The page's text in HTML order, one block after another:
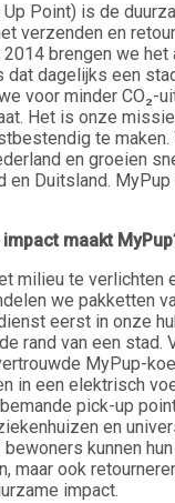
Point) is de
verzenden en
brengen we het
dat dagelijks een
voor minder CO₂-
Het is onze
te maken.
en groeien
en Duitsland.
maakt MyPup
milieu te verlichten
we pakketten
eerst in onze
rand van een stad.
MyPup-
in een elektrisch
pick-up
en
kunnen
maar ook
impact.